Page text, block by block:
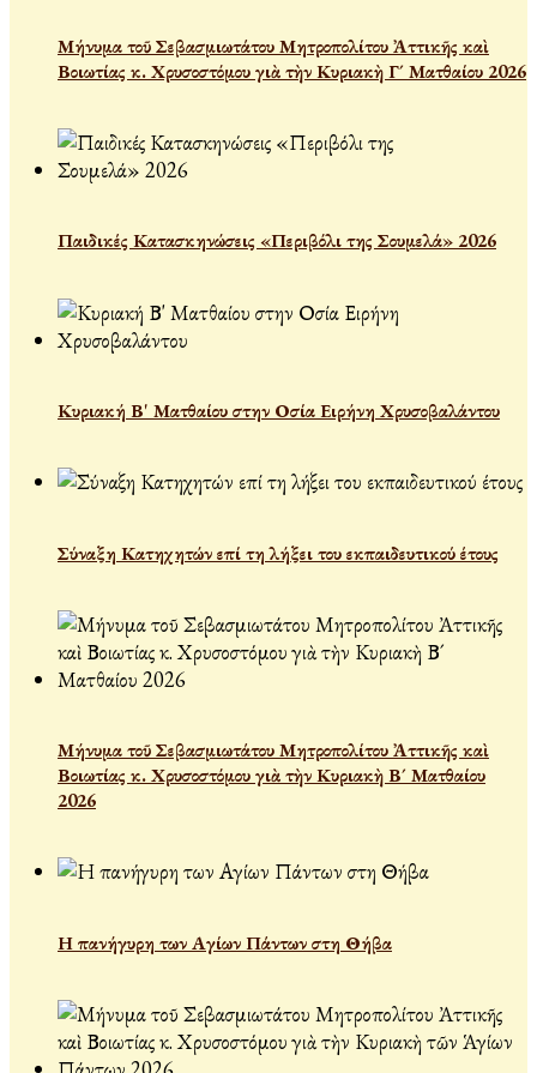
Μήνυμα τοῦ Σεβασμιωτάτου Μητροπολίτου Ἀττικῆς καὶ
Βοιωτίας κ. Χρυσοστόμου γιὰ τὴν Κυριακὴ Γ´ Ματθαίου 2026
Παιδικές Κατασκηνώσεις «Περιβόλι της Σουμελά» 2026
Κυριακή Β' Ματθαίου στην Οσία Ειρήνη Χρυσοβαλάντου
Σύναξη Κατηχητών επί τη λήξει του εκπαιδευτικού έτους
Μήνυμα τοῦ Σεβασμιωτάτου Μητροπολίτου Ἀττικῆς καὶ
Βοιωτίας κ. Χρυσοστόμου γιὰ τὴν Κυριακὴ Β´ Ματθαίου
2026
Η πανήγυρη των Αγίων Πάντων στη Θήβα